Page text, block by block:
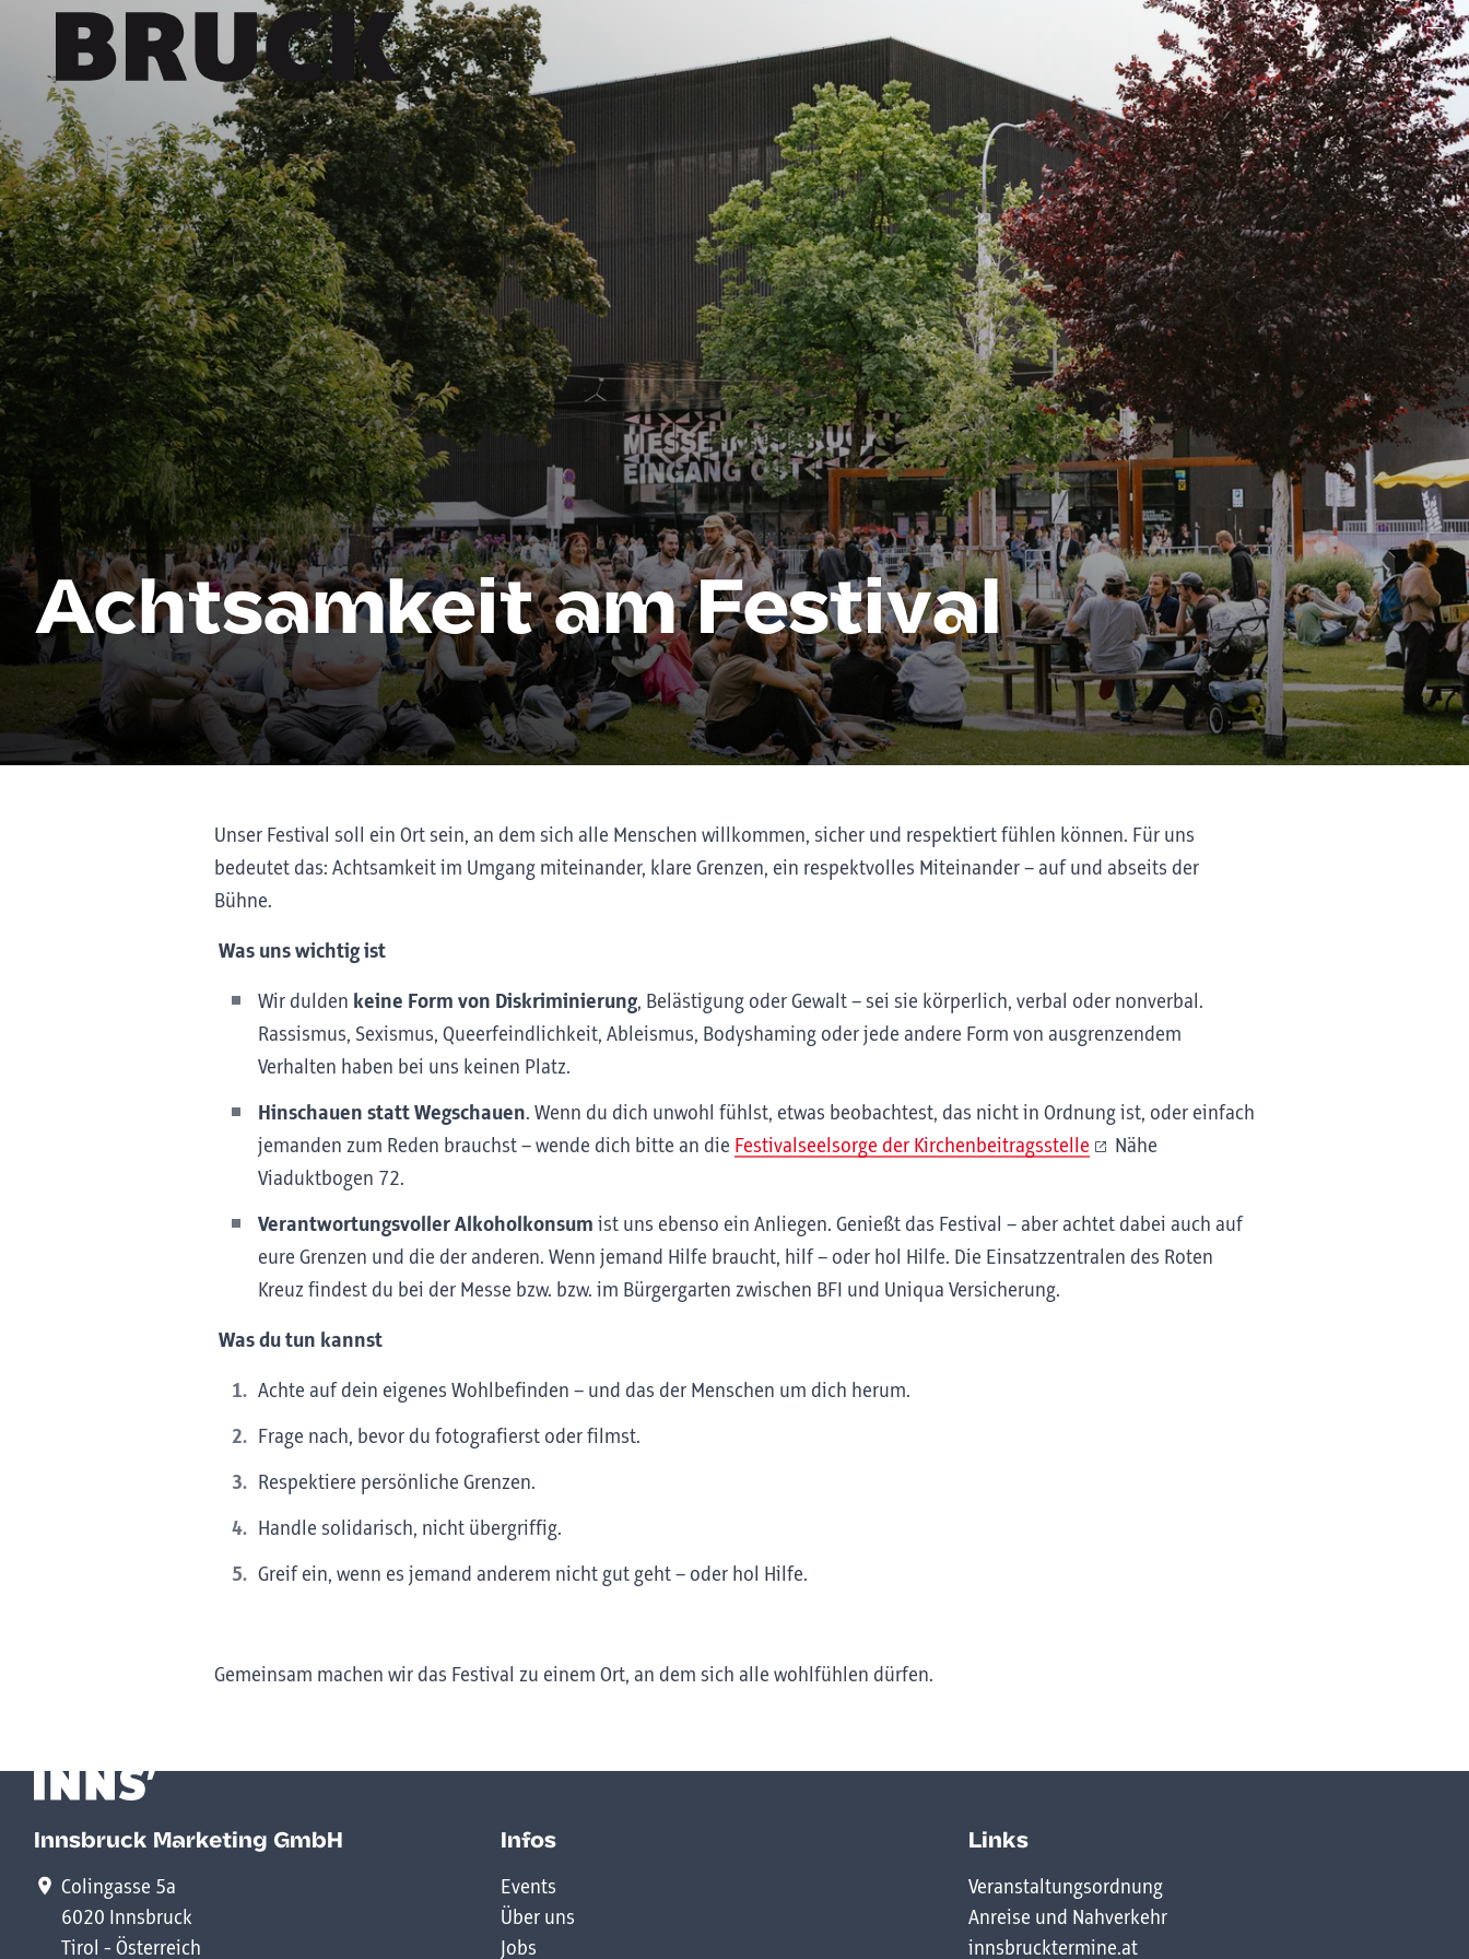
+43 (0) 512 / 56 15 00
office@innsbruckmarketing.at
Mo. – Fr.: 9:00 – 17:00 Uhr
Achtsamkeit am Festival
Unser Festival soll ein Ort sein, an dem sich alle Menschen willkommen, sicher und respektiert fühlen können. Für uns
bedeutet das: Achtsamkeit im Umgang miteinander, klare Grenzen, ein respektvolles Miteinander – auf und abseits der
Bühne.
Was uns wichtig ist
Wir dulden keine Form von Diskriminierung, Belästigung oder Gewalt – sei sie körperlich, verbal oder nonverbal.
Rassismus, Sexismus, Queerfeindlichkeit, Ableismus, Bodyshaming oder jede andere Form von ausgrenzendem
Verhalten haben bei uns keinen Platz.
Hinschauen statt Wegschauen. Wenn du dich unwohl fühlst, etwas beobachtest, das nicht in Ordnung ist, oder einfach
jemanden zum Reden brauchst – wende dich bitte an die Festivalseelsorge der Kirchenbeitragsstelle
Nähe
Viaduktbogen 72.
Verantwortungsvoller Alkoholkonsum ist uns ebenso ein Anliegen. Genießt das Festival – aber achtet dabei auch auf
eure Grenzen und die der anderen. Wenn jemand Hilfe braucht, hilf – oder hol Hilfe. Die Einsatzzentralen des Roten
Kreuz findest du bei der Messe bzw. bzw. im Bürgergarten zwischen BFI und Uniqua Versicherung.
Was du tun kannst
Achte auf dein eigenes Wohlbefinden – und das der Menschen um dich herum.
Frage nach, bevor du fotografierst oder filmst.
Respektiere persönliche Grenzen.
Handle solidarisch, nicht übergriffig.
Greif ein, wenn es jemand anderem nicht gut geht – oder hol Hilfe.
Gemeinsam machen wir das Festival zu einem Ort, an dem sich alle wohlfühlen dürfen.
Innsbruck Marketing GmbH
Colingasse 5a
6020 Innsbruck
Tirol - Österreich
Infos
Events
Über uns
Jobs
Links
Veranstaltungsordnung
Anreise und Nahverkehr
innsbrucktermine.at